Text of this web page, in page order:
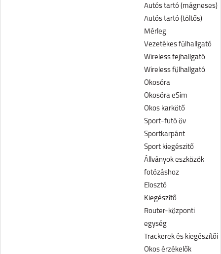
Autós tartó (mágneses)
Autós tartó (töltős)
Mérleg
Vezetékes fülhallgató
Wireless fejhallgató
Wireless fülhallgató
Okosóra
Okosóra eSim
Okos karkötő
Sport-futó öv
Sportkarpánt
Sport kiegészitő
Állványok eszközök
fotózáshoz
Elosztó
Kiegészítő
Router-központi
egység
Trackerek és kiegészítői
Okos érzékelők